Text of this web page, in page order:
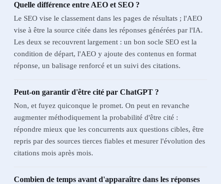
Quelle différence entre AEO et SEO ?
Le SEO vise le classement dans les pages de résultats ; l'AEO
vise à être la source citée dans les réponses générées par l'IA.
Les deux se recouvrent largement : un bon socle SEO est la
condition de départ, l'AEO y ajoute des contenus en format
réponse, un balisage renforcé et un suivi des citations.
Peut-on garantir d'être cité par ChatGPT ?
Non, et fuyez quiconque le promet. On peut en revanche
augmenter méthodiquement la probabilité d'être cité :
répondre mieux que les concurrents aux questions cibles, être
repris par des sources tierces fiables et mesurer l'évolution des
citations mois après mois.
Combien de temps avant d'apparaître dans les réponses